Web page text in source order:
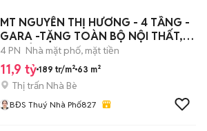
MT NGUYỄN THỊ HƯƠNG - 4 TẦNG -
GARA -TẶNG TOÀN BỘ NỘI THẤT,
11,9 TỶ
4 PN Nhà mặt phố, mặt tiền
11,9 tỷ 189 tr/m² 63 m²
Thị trấn Nhà Bè
BĐS Thuý Nhà Phố827